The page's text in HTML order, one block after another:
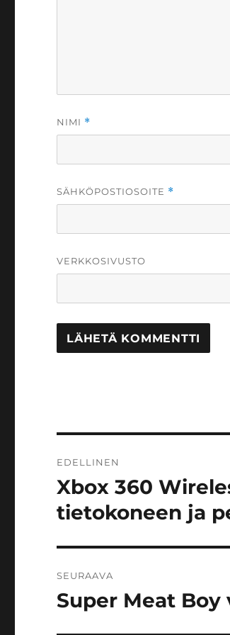
NIMI *
SÄHKÖPOSTIOSOITE *
VERKKOSIVUSTO
selaus
EDELLINEN
Edellinen
artikkeli:
Xbox 360
tietokoneen ja
SEURAAVA
Seuraava
Super Meat